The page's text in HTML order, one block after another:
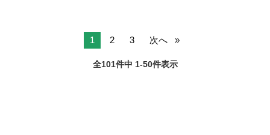
1 2 3 次へ
全101件中 1-50件表示